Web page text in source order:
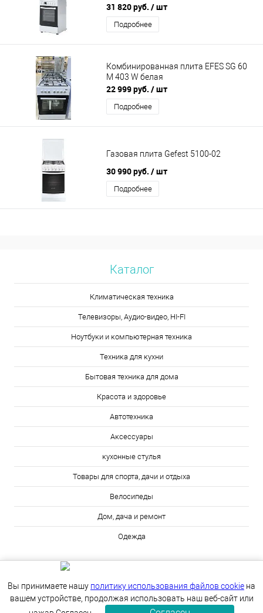
31 820 руб. / шт
Подробнее
Комбинированная плита EFES SG 60
M 403 W белая
22 999 руб. / шт
Подробнее
Газовая плита Gefest 5100-02
30 990 руб. / шт
Подробнее
Каталог
Климатическая техника
Телевизоры, Аудио-видео, HI-FI
Ноутбуки и компьютерная техника
Техника для кухни
Бытовая техника для дома
Красота и здоровье
Автотехника
Аксессуары
кухонные стулья
Товары для спорта, дачи и отдыха
Велосипеды
Дом, дача и ремонт
Одежда
Вы принимаете нашу политику использования файлов cookie на
вашем устройстве, продолжая использовать наш веб-сайт или